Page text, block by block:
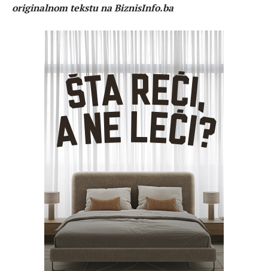
originalnom tekstu na BiznisInfo.ba